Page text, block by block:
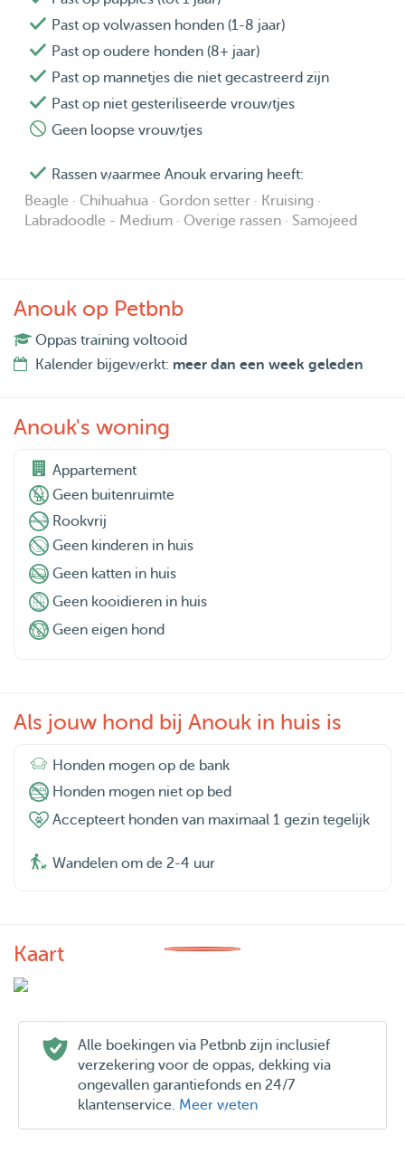
Past op volwassen honden (1-8 jaar)
Past op oudere honden (8+ jaar)
Past op mannetjes die niet gecastreerd zijn
Past op niet gesteriliseerde vrouwtjes
Geen loopse vrouwtjes
Rassen waarmee Anouk ervaring heeft:
Beagle · Chihuahua · Gordon setter · Kruising ·
Labradoodle - Medium · Overige rassen · Samojeed
Anouk op Petbnb
Oppas training voltooid
Kalender bijgewerkt: meer dan een week geleden
Anouk's woning
Appartement
Geen buitenruimte
Rookvrij
Geen kinderen in huis
Geen katten in huis
Geen kooidieren in huis
Geen eigen hond
Als jouw hond bij Anouk in huis is
Honden mogen op de bank
Honden mogen niet op bed
Accepteert honden van maximaal 1 gezin tegelijk
Wandelen om de 2-4 uur
Kaart
Alle boekingen via Petbnb zijn inclusief
verzekering voor de oppas, dekking via
ongevallen garantiefonds en 24/7
klantenservice. Meer weten